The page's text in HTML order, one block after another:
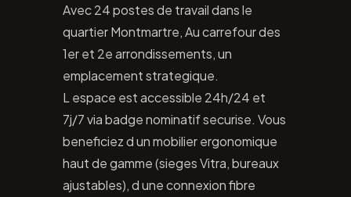
Avec 24 postes de travail dans le
quartier Montmartre, Au carrefour des
1er et 2e arrondissements, un
emplacement strategique.
L espace est accessible 24h/24 et
7j/7 via badge nominatif securise. Vous
beneficiez d un mobilier ergonomique
haut de gamme (sieges Vitra, bureaux
ajustables), d une connexion fibre